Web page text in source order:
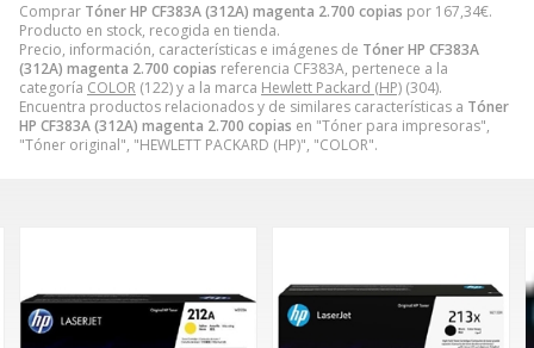
Comprar Tóner HP CF383A (312A) magenta 2.700 copias por 167,34€.
Producto en stock, recogida en tienda.
Precio, información, características e imágenes de Tóner HP CF383A
(312A) magenta 2.700 copias referencia CF383A, pertenece a la
categoría COLOR (122) y a la marca Hewlett Packard (HP) (304).
Encuentra productos relacionados y de similares características a Tóner
HP CF383A (312A) magenta 2.700 copias en "Tóner para impresoras",
"Tóner original", "HEWLETT PACKARD (HP)", "COLOR".